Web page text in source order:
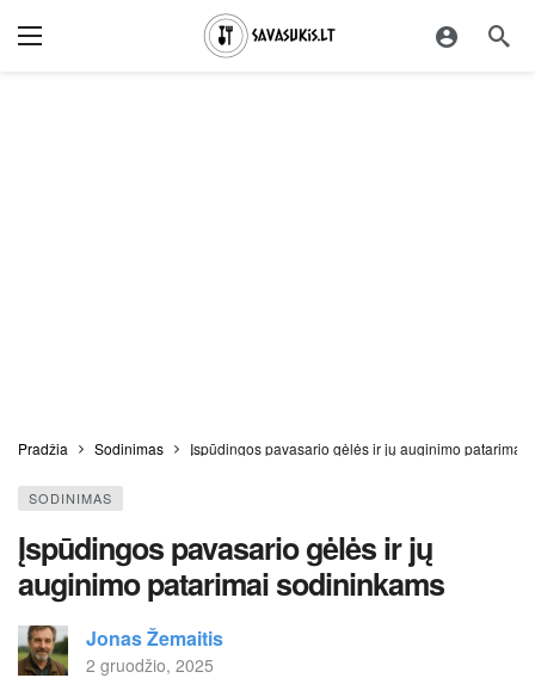
Pradžia Sodinimas Įspūdingos pavasario gėlės ir jų auginimo patarimai
SODINIMAS
Įspūdingos pavasario gėlės ir jų
auginimo patarimai sodininkams
Jonas Žemaitis
2 gruodžio, 2025